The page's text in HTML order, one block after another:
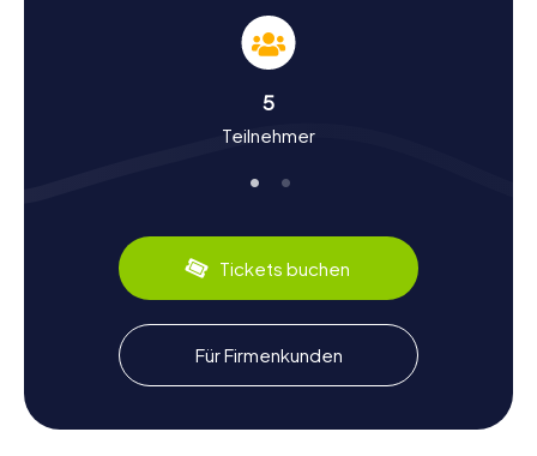
Geschichte und Kultur erleben bei einer
Schnitzeljagd in Shepparton
erfahrt ihr viel über die Geschichte und Kultur der Stadt.
Shepparton wurde ab 1838 von den ersten Siedlern
am Goulburn River lagerten. Die Stadt hat sich seitdem zu
Wusstet ihr, dass Shepparton auch Heimat bekannter
Persönlichkeiten wie dem Musiker Bernard Heinze und
dem Motorradrennfahrer Jack Findlay ist? Bei einer
Schnitzeljagd in Shepparton werdet ihr viele solcher
interessanten Fakten kennenlernen. Auch kulinarisch hat
die Stadt einiges zu bieten: Probiert lokale Spezialitäten
und lasst euch von den vielfältigen
Geschmacksrichtungen überraschen.
5
Teilnehmer
Tickets buchen
Für Firmenkunden